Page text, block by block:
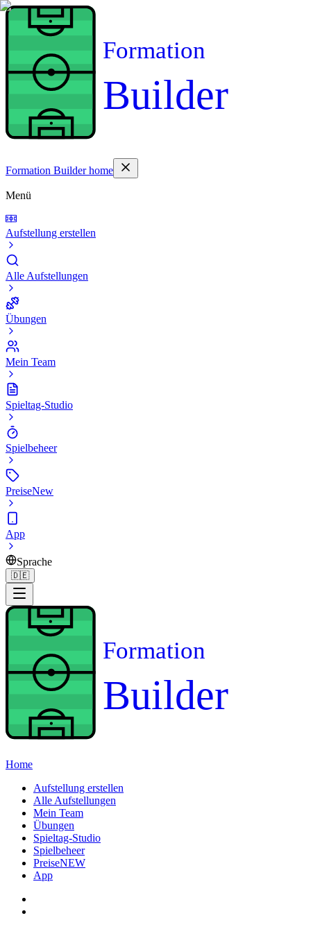
Formation
Builder
Formation Builder home
Menü
Aufstellung erstellen
Alle Aufstellungen
Übungen
Mein Team
Spieltag-Studio
Spielbeheer
PreiseNew
App
Sprache
🇩🇪
Formation
Builder
Home
Aufstellung erstellen
Alle Aufstellungen
Mein Team
Übungen
Spieltag-Studio
Spielbeheer
PreiseNEW
App